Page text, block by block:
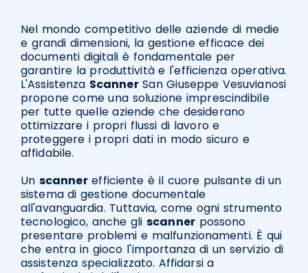
Nel mondo competitivo delle aziende di medie
e grandi dimensioni, la gestione efficace dei
documenti digitali è fondamentale per
garantire la produttività e l'efficienza operativa.
L'Assistenza ScannerSan Giuseppe Vesuvianosi
propone come una soluzione imprescindibile
per tutte quelle aziende che desiderano
ottimizzare i propri flussi di lavoro e
proteggere i propri dati in modo sicuro e
affidabile.
Un scannerefficiente è il cuore pulsante di un
sistema di gestione documentale
all'avanguardia. Tuttavia, come ogni strumento
tecnologico, anche gliscannerpossono
presentare problemi e malfunzionamenti. È qui
che entra in gioco l'importanza di un servizio di
assistenza specializzato. Affidarsi a